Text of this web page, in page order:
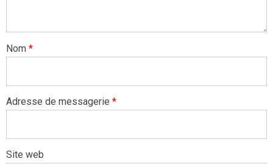
Nom *
Adresse de messagerie *
Site web